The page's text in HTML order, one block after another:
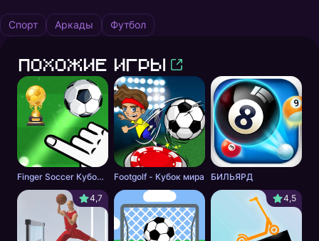
Спорт Аркады Футбол
Похожие игры
Finger Soccer Кубок мира Footgolf - Кубок мира
БИЛЬЯРД
4,7
4,5